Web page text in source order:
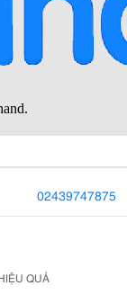
02439747875
QUẢ